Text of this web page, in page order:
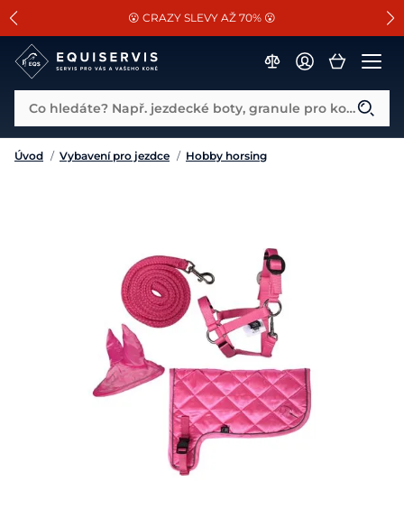
SLEVA 13% na vše od Cassini!
😮 CRAZY SLEVY AŽ 70% 😮
📐Pasování a doplňky k vybraným sedlům ZDARMA 🐴
Co hledáte? Např. jezdecké boty, granule pro koně...
Úvod / Vybavení pro jezdce / Hobby horsing